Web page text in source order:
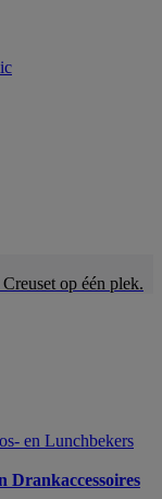
op één plek.
en Lunchbekers
Drankaccessoires